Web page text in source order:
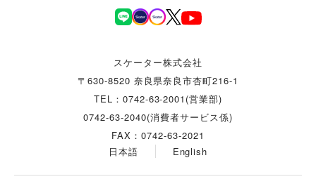
スケーター株式会社
〒630-8520 奈良県奈良市杏町216-1
TEL：0742-63-2001(営業部)
0742-63-2040(消費者サービス係)
FAX：0742-63-2021
English
日本語